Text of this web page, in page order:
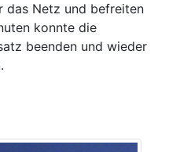
das Netz und befreiten
konnte die
beenden und wieder